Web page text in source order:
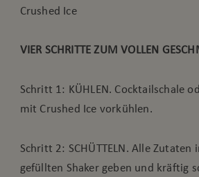
Crushed Ice
VIER SCHRITTE ZUM VOLLEN
Schritt 1: KÜHLEN. Cocktailschale
mit Crushed Ice vorkühlen.
Schritt 2: SCHÜTTELN. Alle Zutaten
gefüllten Shaker geben und kräftig